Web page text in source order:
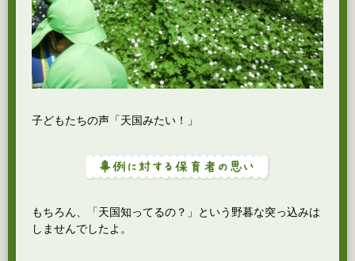
子どもたちの声「天国みたい！」
もちろん、「天国知ってるの？」という野暮な突っ込みは
しませんでしたよ。